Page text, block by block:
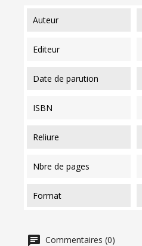
auteur
editeur
date de parution
ISBN
reliure
nbre de pages
format
Commentaires (0)